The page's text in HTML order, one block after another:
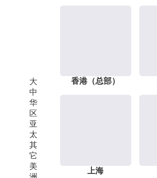
大
中
华
区
亚
太
其
它
美
香港（总部）
上海